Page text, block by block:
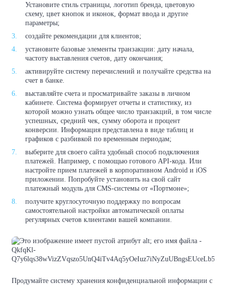
Установите стиль страницы, логотип бренда, цветовую
схему, цвет кнопок и иконок, формат ввода и другие
параметры;
создайте рекомендации для клиентов;
установите базовые элементы транзакции: дату начала,
частоту выставления счетов, дату окончания;
активируйте систему перечислений и получайте средства на
счет в банке.
выставляйте счета и просматривайте заказы в личном
кабинете. Система формирует отчеты и статистику, из
которой можно узнать общее число транзакций, в том числе
успешных, средний чек, сумму оборота и процент
конверсии. Информация представлена в виде таблиц и
графиков с разбивкой по временным периодам;
выберите для своего сайта удобный способ подключения
платежей. Например, с помощью готового API-кода. Или
настройте прием платежей в корпоративном Android и iOS
приложении. Попробуйте установить на свой сайт
платежный модуль для CMS-системы от «Портмоне»;
получите круглосуточную поддержку по вопросам
самостоятельной настройки автоматической оплаты
регулярных счетов клиентами вашей компании.
Продумайте систему хранения конфиденциальной информации с